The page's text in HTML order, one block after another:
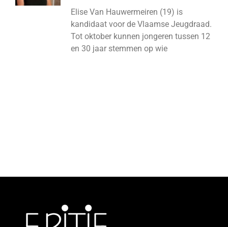
Elise Van Hauwermeiren (19) is
kandidaat voor de Vlaamse Jeugdraad.
Tot oktober kunnen jongeren tussen 12
en 30 jaar stemmen op wie